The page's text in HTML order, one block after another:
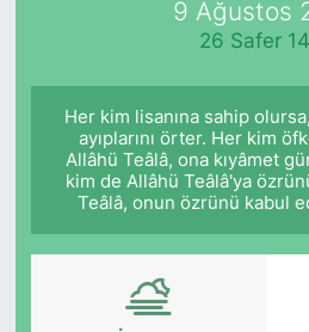
9 Ağustos
26 Safer
Her kim lisanına sahip
ayıplarını örter. Her kim
Allâhü Teâlâ, ona kıyâmet
kim de Allâhü Teâlâ'ya
Teâlâ, onun özrünü kabul
KÖŞE YAZILARI
KÖŞE YAZILARI (Arşiv)
KÜLTÜR SANAT
RÖPORTAJ